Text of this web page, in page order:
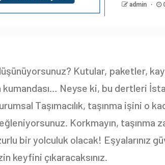
admin
Kutular, paketler,
Neyse ki, bu dertleri
Taşımacılık, taşınma işini o
Korkmayın, taşınma
bir yolculuk olacak! Eşyalarınız
keyfini çıkaracaksınız.